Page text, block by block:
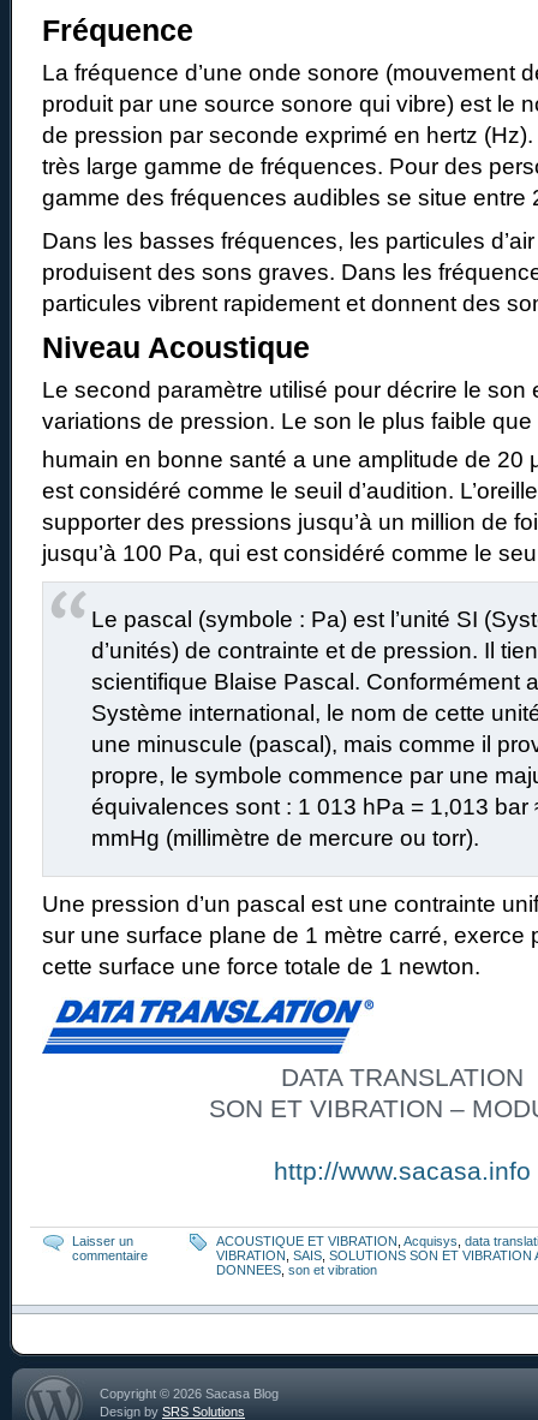
Fréquence
La fréquence d’une onde sonore (mouvement
produit par une source sonore qui vibre) est le
de pression par seconde exprimé en hertz
très large gamme de fréquences. Pour des
gamme des fréquences audibles se situe entre
Dans les basses fréquences, les particules
produisent des sons graves. Dans les
particules vibrent rapidement et donnent des
Niveau Acoustique
Le second paramètre utilisé pour décrire le son
variations de pression. Le son le plus faible
humain en bonne santé a une amplitude de 20
est considéré comme le seuil d’audition.
supporter des pressions jusqu’à un million de
jusqu’à 100 Pa, qui est considéré comme le
Le pascal (symbole : Pa) est l’unité SI
d’unités) de contrainte et de pression. Il
scientifique Blaise Pascal. Conformément
Système international, le nom de cette
une minuscule (pascal), mais comme il
propre, le symbole commence par une
équivalences sont : 1 013 hPa = 1,013 bar
mmHg (millimètre de mercure ou torr).
Une pression d’un pascal est une contrainte
sur une surface plane de 1 mètre carré, exerce
cette surface une force totale de 1 newton.
DATA TRANSLATION
SON ET VIBRATION –
http://www.sacasa.info
Laisser un
commentaire
ACOUSTIQUE ET VIBRATION Acquisys data
VIBRATION SAIS SOLUTIONS SON ET VIBRATION
DONNEES son et vibration
Copyright © 2026 Sacasa Blog
Design by SRS Solutions